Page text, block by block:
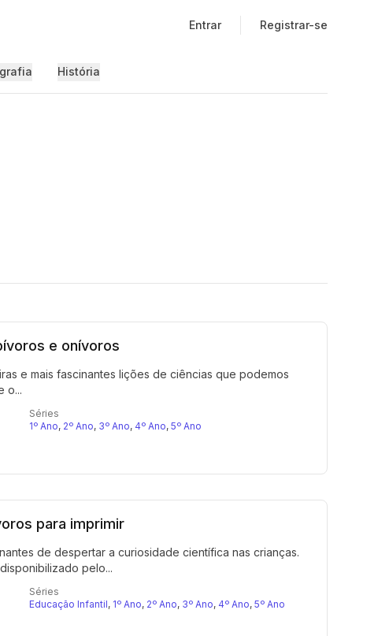
Entrar Registrar-se
História
e onívoros
e mais fascinantes lições de ciências que podemos
o...
Séries
1º Ano, 2º Ano, 3º Ano, 4º Ano, 5º Ano
para imprimir
de despertar a curiosidade científica nas crianças.
pelo...
Séries
Educação Infantil, 1º Ano, 2º Ano, 3º Ano, 4º Ano, 5º Ano